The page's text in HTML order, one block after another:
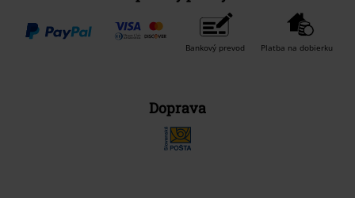
Bankový prevod Platba na dobierku
Doprava